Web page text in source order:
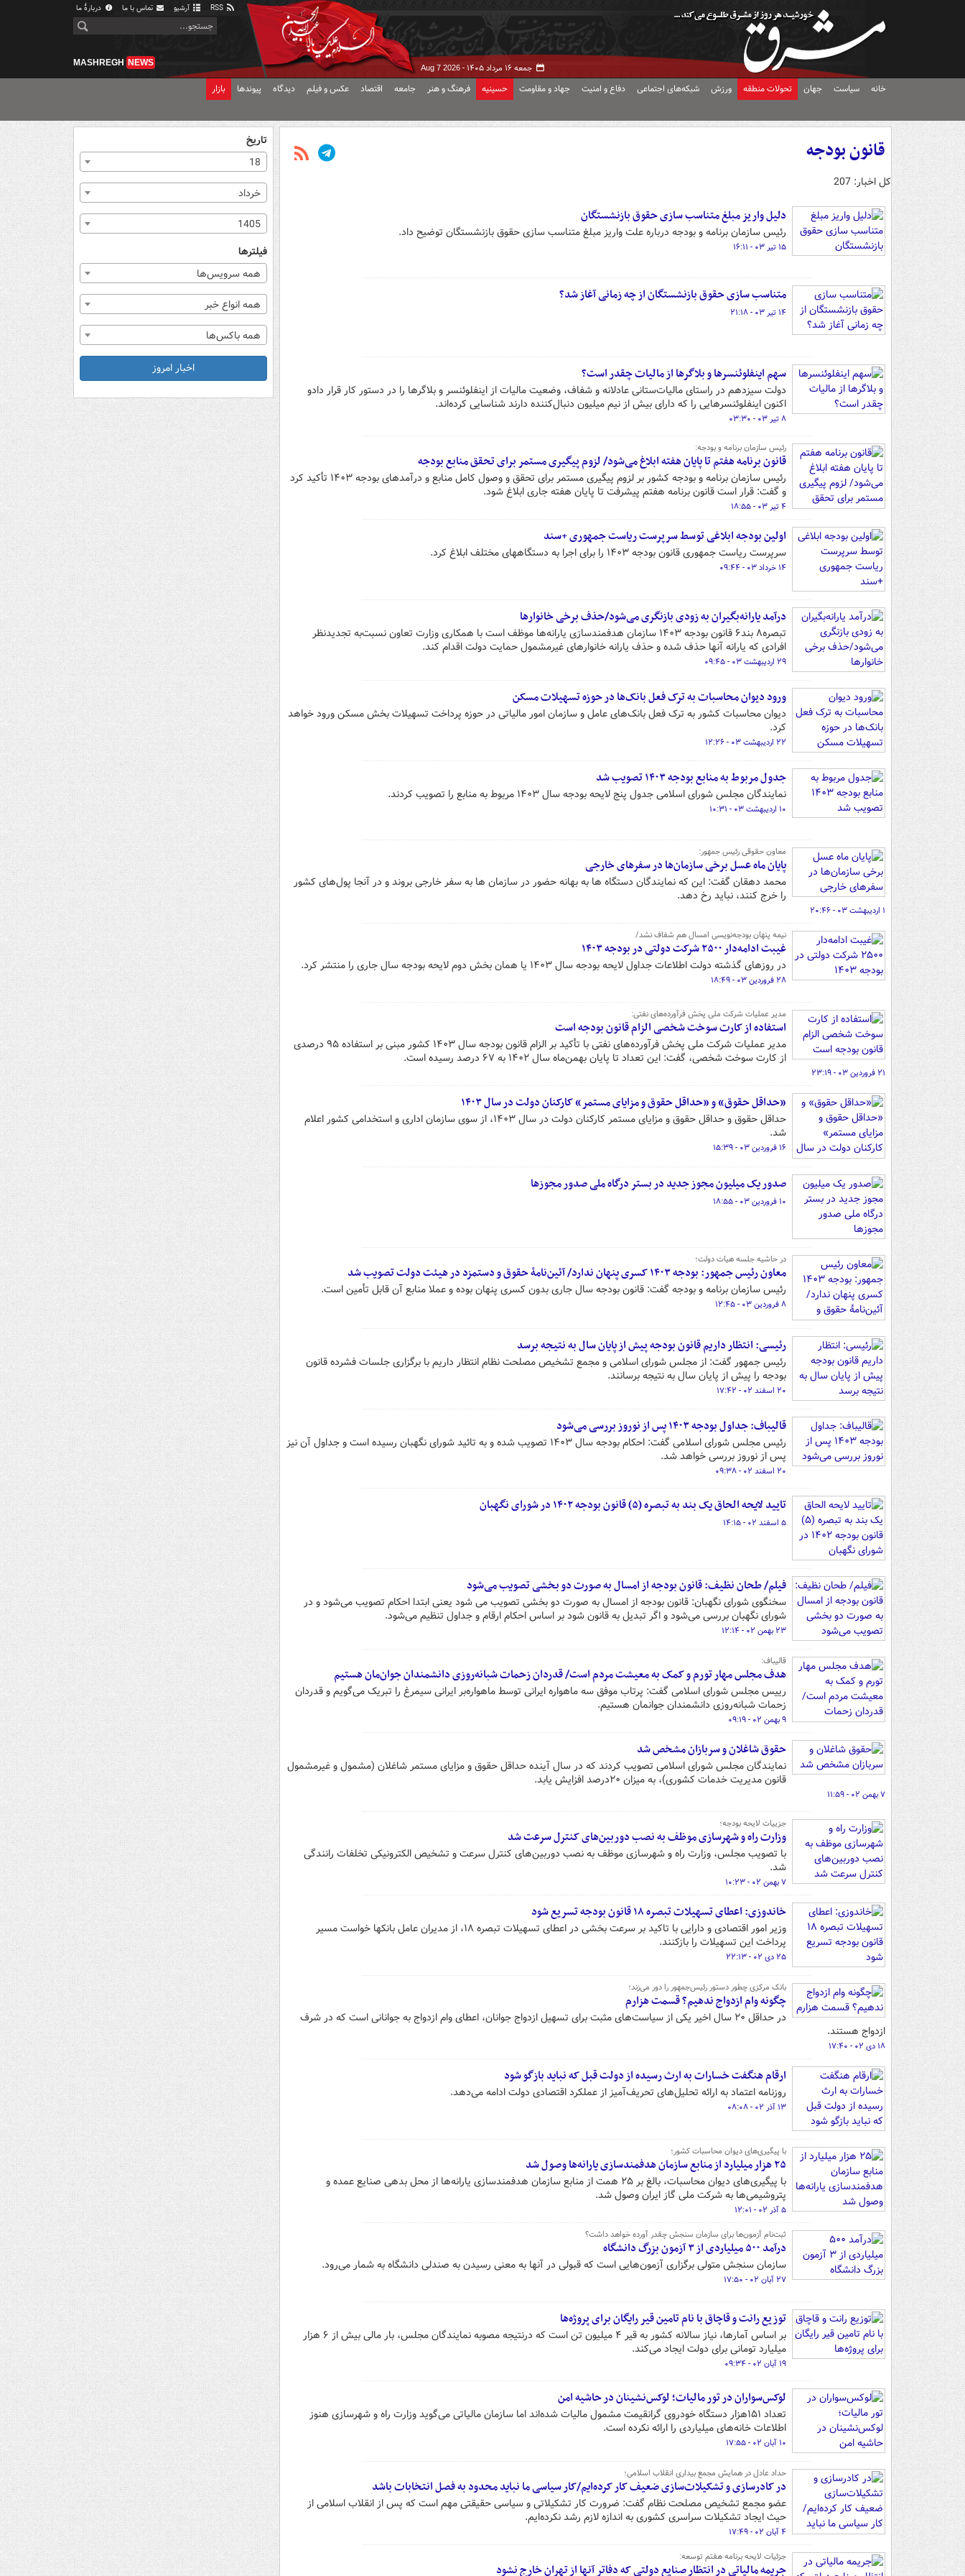
آرشیو تماس با ما دربارهٔ ما
جمعه ۱۶ مرداد ۱۴۰۵ - Aug 7 2026
MASHREGH NEWS
خانه سیاست جهان تحولات منطقه ورزش شبکه‌های اجتماعی دفاع و امنیت جهاد و مقاومت حسینیه فرهنگ و هنر جامعه اقتصاد عکس و فیلم دیدگاه پیوندها بازار
قانون بودجه
کل اخبار: 207
دلیل واریز مبلغ متناسب سازی حقوق بازنشستگان
رئیس سازمان برنامه و بودجه درباره علت واریز مبلغ متناسب سازی حقوق بازنشستگان توضیح داد.
۱۵ تیر ۰۳ - ۱۶:۱۱
متناسب سازی حقوق بازنشستگان از چه زمانی آغاز شد؟
۱۴ تیر ۰۳ - ۲۱:۱۸
سهم اینفلوئنسرها و بلاگرها از مالیات چقدر است؟
دولت سیزدهم در راستای مالیات‌ستانی عادلانه و شفاف، وضعیت مالیات از اینفلوئنسر و بلاگرها را در دستور کار قرار دادو
اکنون اینفلوئنسرهایی را که دارای بیش از نیم میلیون دنبال‌کننده دارند شناسایی کرده‌اند.
۸ تیر ۰۳ - ۰۳:۳۰
رئیس سازمان برنامه و بودجه:
قانون برنامه هفتم تا پایان هفته ابلاغ می‌شود/ لزوم پیگیری مستمر برای تحقق منابع بودجه
رئیس سازمان برنامه و بودجه کشور بر لزوم پیگیری مستمر برای تحقق و وصول کامل منابع و درآمدهای بودجه ۱۴۰۳ تأکید کرد
و گفت: قرار است قانون برنامه هفتم پیشرفت تا پایان هفته جاری ابلاغ شود.
۴ تیر ۰۳ - ۱۸:۵۵
اولین بودجه ابلاغی توسط سرپرست ریاست جمهوری +سند
سرپرست ریاست جمهوری قانون بودجه ۱۴۰۳ را برای اجرا به دستگاههای مختلف ابلاغ کرد.
۱۴ خرداد ۰۳ - ۰۹:۴۴
درآمد یارانه‌بگیران به زودی بازنگری می‌شود/حذف برخی خانوارها
تبصره۸ بند۶ قانون بودجه ۱۴۰۳ سازمان هدفمندسازی یارانه‌ها موظف است با همکاری وزارت تعاون نسبت‌به تجدیدنظر
افرادی که یارانه آنها حذف شده و حذف یارانه خانوارهای غیرمشمول حمایت دولت اقدام کند.
۲۹ اردیبهشت ۰۳ - ۰۹:۴۵
ورود دیوان محاسبات به ترک فعل بانک‌ها در حوزه تسهیلات مسکن
دیوان محاسبات کشور به ترک فعل بانک‌های عامل و سازمان امور مالیاتی در حوزه پرداخت تسهیلات بخش مسکن ورود خواهد
کرد.
۲۲ اردیبهشت ۰۳ - ۱۲:۲۶
جدول مربوط به منابع بودجه ۱۴۰۳ تصویب شد
نمایندگان مجلس شورای اسلامی جدول پنج لایحه بودجه سال ۱۴۰۳ مربوط به منابع را تصویب کردند.
۱۰ اردیبهشت ۰۳ - ۱۰:۳۱
معاون حقوقی رئیس جمهور:
پایان ماه عسل برخی سازمان‌ها در سفرهای خارجی
محمد دهقان گفت: این که نمایندگان دستگاه ها به بهانه حضور در سازمان ها به سفر خارجی بروند و در آنجا پول‌های کشور
را خرج کنند، نباید رخ دهد.
۱ اردیبهشت ۰۳ - ۲۰:۴۶
نیمه پنهان بودجه‌نویسی امسال هم شفاف نشد/
غیبت ادامه‌دار ۲۵۰۰ شرکت دولتی در بودجه ۱۴۰۳
در روزهای گذشته دولت اطلاعات جداول لایحه بودجه سال ۱۴۰۳ یا همان بخش دوم لایحه بودجه سال جاری را منتشر کرد.
۲۸ فروردین ۰۳ - ۱۸:۴۹
مدیر عملیات شرکت ملی پخش فرآورده‌های نفتی:
استفاده از کارت سوخت شخصی الزام قانون بودجه است
مدیر عملیات شرکت ملی پخش فرآورده‌های نفتی با تأکید بر الزام قانون بودجه سال ۱۴۰۳ کشور مبنی بر استفاده ۹۵ درصدی
از کارت سوخت شخصی، گفت: این تعداد تا پایان بهمن‌ماه سال ۱۴۰۲ به ۶۷ درصد رسیده است.
۲۱ فروردین ۰۳ - ۲۳:۱۹
«حداقل حقوق» و «حداقل حقوق و مزایای مستمر» کارکنان دولت در سال ۱۴۰۳
حداقل حقوق و حداقل حقوق و مزایای مستمر کارکنان دولت در سال ۱۴۰۳، از سوی سازمان اداری و استخدامی کشور اعلام
شد.
۱۶ فروردین ۰۳ - ۱۵:۳۹
صدور یک میلیون مجوز جدید در بستر درگاه ملی صدور مجوزها
۱۰ فروردین ۰۳ - ۱۸:۵۵
در حاشیه جلسه هیات دولت؛
معاون رئیس جمهور: بودجه ۱۴۰۳ کسری پنهان ندارد/ آئین‌نامۀ حقوق و دستمزد در هیئت دولت تصویب شد
رئیس سازمان برنامه و بودجه گفت: قانون بودجه سال جاری بدون کسری پنهان بوده و عملا منابع آن قابل تأمین است.
۸ فروردین ۰۳ - ۱۲:۴۵
رئیسی: انتظار داریم قانون بودجه پیش از پایان سال به نتیجه برسد
رئیس جمهور گفت: از مجلس شورای اسلامی و مجمع تشخیص مصلحت نظام انتظار داریم با برگزاری جلسات فشرده قانون
بودجه را پیش از پایان سال به نتیجه برسانند.
۲۰ اسفند ۰۲ - ۱۷:۴۲
قالیباف: جداول بودجه ۱۴۰۳ پس از نوروز بررسی می‌شود
رئیس مجلس شورای اسلامی گفت: احکام بودجه سال ۱۴۰۳ تصویب شده و به تائید شورای نگهبان رسیده است و جداول آن نیز
پس از نوروز بررسی خواهد شد.
۲۰ اسفند ۰۲ - ۰۹:۳۸
تایید لایحه الحاق یک بند به تبصره (۵) قانون بودجه ۱۴۰۲ در شورای نگهبان
۵ اسفند ۰۲ - ۱۴:۱۵
فیلم/ طحان نظیف: قانون بودجه از امسال به صورت دو بخشی تصویب می‌شود
سخنگوی شورای نگهبان: قانون بودجه از امسال به صورت دو بخشی تصویب می شود یعنی ابتدا احکام تصویب می‌شود و در
شورای نگهبان بررسی می‌شود و اگر تبدیل به قانون شود بر اساس احکام ارقام و جداول تنظیم می‌شود.
۲۳ بهمن ۰۲ - ۱۲:۱۴
قالیباف:
هدف مجلس مهار تورم و کمک به معیشت مردم است/ قدردان زحمات شبانه‌روزی دانشمندان جوان‌مان هستیم
رییس مجلس شورای اسلامی گفت: پرتاب موفق سه ماهواره ایرانی توسط ماهواره‌بر ایرانی سیمرغ را تبریک می‌گویم و قدردان
زحمات شبانه‌روزی دانشمندان جوانمان هستیم.
۹ بهمن ۰۲ - ۰۹:۱۹
حقوق شاغلان و سربازان مشخص شد
نمایندگان مجلس شورای اسلامی تصویب کردند که در سال آینده حداقل حقوق و مزایای مستمر شاغلان (مشمول و غیرمشمول
قانون مدیریت خدمات کشوری)، به میزان ۲۰درصد افزایش یابد.
۷ بهمن ۰۲ - ۱۱:۵۹
جزییات لایحه بودجه؛
وزارت راه و شهرسازی موظف به نصب دوربین‌های کنترل سرعت شد
با تصویب مجلس، وزارت راه و شهرسازی موظف به نصب دوربین‌های کنترل سرعت و تشخیص الکترونیکی تخلفات رانندگی
شد.
۷ بهمن ۰۲ - ۱۰:۲۳
خاندوزی: اعطای تسهیلات تبصره ۱۸ قانون بودجه تسریع شود
وزیر امور اقتصادی و دارایی با تاکید بر سرعت بخشی در اعطای تسهیلات تبصره ۱۸، از مدیران عامل بانکها خواست مسیر
پرداخت این تسهیلات را بازکنند.
۲۵ دی ۰۲ - ۲۲:۱۳
بانک مرکزی چطور دستور رئیس‌جمهور را دور می‌زند؛
چگونه وام ازدواج ندهیم؟ قسمت هزارم
در حداقل ۲۰ سال اخیر یکی از سیاست‌های مثبت برای تسهیل ازدواج جوانان، اعطای وام ازدواج به جوانانی است که در شرف
ازدواج هستند.
۱۸ دی ۰۲ - ۱۷:۴۰
ارقام هنگفت خسارات به ارث رسیده از دولت قبل که نباید بازگو شود
روزنامه اعتماد به ارائه تحلیل‌های تحریف‌آمیز از عملکرد اقتصادی دولت ادامه می‌دهد.
۱۳ آذر ۰۲ - ۰۸:۰۸
با پیگیری‌های دیوان محاسبات کشور؛
۲۵ هزار میلیارد از منابع سازمان هدفمندسازی یارانه‌ها وصول شد
با پیگیری‌های دیوان محاسبات، بالغ بر ۲۵ همت از منابع سازمان هدفمندسازی یارانه‌ها از محل بدهی صنایع عمده و
پتروشیمی‌ها به شرکت ملی گاز ایران وصول شد.
۵ آذر ۰۲ - ۱۲:۰۱
ثبت‌نام آزمون‌ها برای سازمان سنجش چقدر آورده خواهد داشت؟
درآمد ۵۰۰ میلیاردی از ۳ آزمون بزرگ دانشگاه
سازمان سنجش متولی برگزاری آزمون‌هایی است که قبولی در آنها به معنی رسیدن به صندلی دانشگاه به شمار می‌رود.
۲۷ آبان ۰۲ - ۱۷:۵۰
توزیع رانت و قاچاق با نام تامین قیر رایگان برای پروژه‌ها
بر اساس آمارها، نیاز سالانه کشور به قیر ۴ میلیون تن است که درنتیجه مصوبه نمایندگان مجلس، بار مالی بیش از ۶ هزار
میلیارد تومانی برای دولت ایجاد می‌کند.
۱۹ آبان ۰۲ - ۰۹:۳۴
لوکس‌سواران در تور مالیات؛ لوکس‌نشینان در حاشیه امن
تعداد ۱۵۱هزار دستگاه خودروی گرانقیمت مشمول مالیات شده‌اند اما سازمان مالیاتی می‌گوید وزارت راه و شهرسازی هنوز
اطلاعات خانه‌های میلیاردی را ارائه نکرده است.
۱۰ آبان ۰۲ - ۱۷:۵۵
حداد عادل در همایش مجمع بیداری انقلاب اسلامی؛
در کادرسازی و تشکیلات‌سازی ضعیف کار کرده‌ایم/کار سیاسی ما نباید محدود به فصل انتخابات باشد
عضو مجمع تشخیص مصلحت نظام گفت: ضرورت کار تشکیلاتی و سیاسی حقیقتی مهم است که پس از انقلاب اسلامی از
حیث ایجاد تشکیلات سراسری کشوری به اندازه لازم رشد نکرده‌ایم.
۴ آبان ۰۲ - ۱۷:۴۹
جزئیات لایحه برنامه هفتم توسعه:
جریمه مالیاتی در انتظار صنایع دولتی که دفاتر آنها از تهران خارج نشود
تاریخ
18
خرداد
1405
فیلترها
همه سرویس‌ها
همه انواع خبر
همه باکس‌ها
اخبار امروز